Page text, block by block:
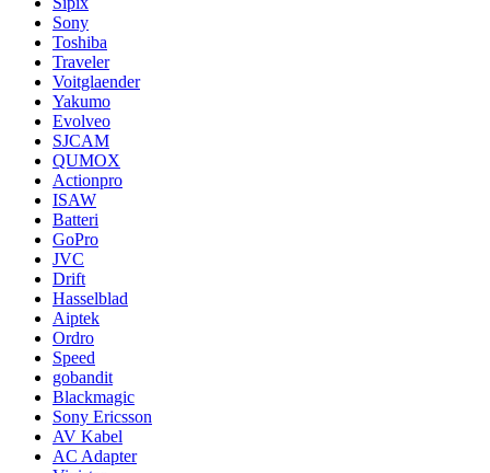
Sony
Toshiba
Traveler
Voitglaender
Yakumo
Evolveo
SJCAM
QUMOX
Actionpro
ISAW
Batteri
GoPro
JVC
Drift
Hasselblad
Aiptek
Ordro
Speed
gobandit
Blackmagic
Sony Ericsson
AV Kabel
AC Adapter